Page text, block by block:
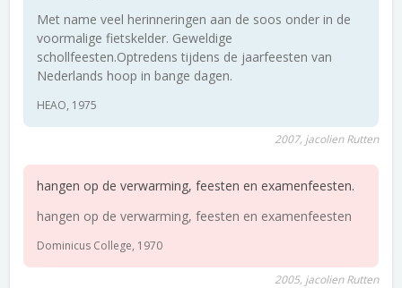
Met name veel herinneringen aan de soos onder in de
voormalige fietskelder. Geweldige
schollfeesten.Optredens tijdens de jaarfeesten van
Nederlands hoop in bange dagen.
HEAO, 1975
2007, jacolien Rutten
hangen op de verwarming, feesten en examenfeesten.
hangen op de verwarming, feesten en examenfeesten
Dominicus College, 1970
2005, jacolien Rutten